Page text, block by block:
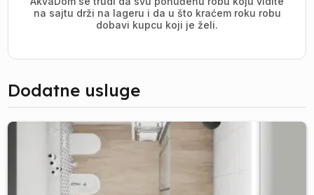
na sajtu drži na lageru i da u što kraćem roku robu
dobavi kupcu koji je želi.
Dodatne usluge